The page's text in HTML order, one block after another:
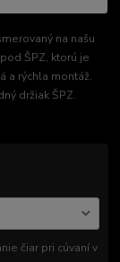
na našu
ŠPZ, ktorú je
a rýchla montáž.
držiak ŠPZ.
čiar pri cúvaní v